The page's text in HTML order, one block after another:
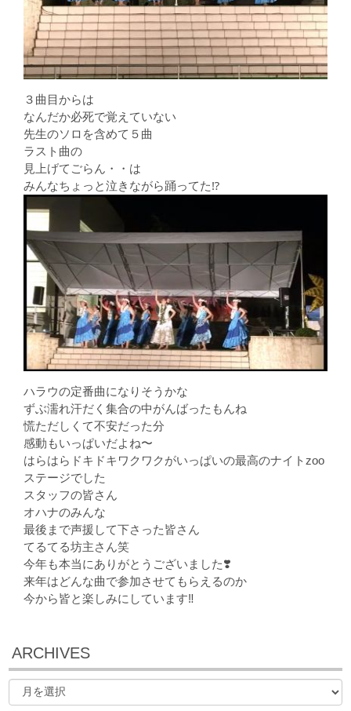
３曲目からは
なんだか必死で覚えていない
先生のソロを含めて５曲
ラスト曲の
見上げてごらん・・は
みんなちょっと泣きながら踊ってた⁉️
ハラウの定番曲になりそうかな
ずぶ濡れ汗だく集合の中がんばったもんね
慌ただしくて不安だった分
感動もいっぱいだよね〜
はらはらドキドキワクワクがいっぱいの最高のナイトzoo
ステージでした
スタッフの皆さん
オハナのみんな
最後まで声援して下さった皆さん
てるてる坊主さん笑
今年も本当にありがとうございました❣️
来年はどんな曲で参加させてもらえるのか
今から皆と楽しみにしています‼️
ARCHIVES